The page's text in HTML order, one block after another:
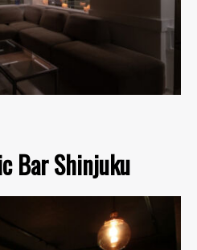
Bar Shinjuku